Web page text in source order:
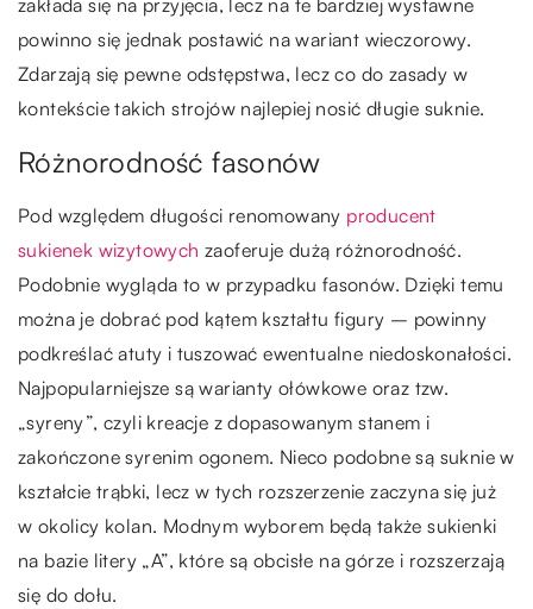
zakłada się na przyjęcia, lecz na te bardziej wystawne
powinno się jednak postawić na wariant wieczorowy.
Zdarzają się pewne odstępstwa, lecz co do zasady w
kontekście takich strojów najlepiej nosić długie suknie.
Różnorodność fasonów
Pod względem długości renomowany producent
sukienek wizytowych zaoferuje dużą różnorodność.
Podobnie wygląda to w przypadku fasonów. Dzięki temu
można je dobrać pod kątem kształtu figury – powinny
podkreślać atuty i tuszować ewentualne niedoskonałości.
Najpopularniejsze są warianty ołówkowe oraz tzw.
„syreny”, czyli kreacje z dopasowanym stanem i
zakończone syrenim ogonem. Nieco podobne są suknie w
kształcie trąbki, lecz w tych rozszerzenie zaczyna się już
w okolicy kolan. Modnym wyborem będą także sukienki
na bazie litery „A”, które są obcisłe na górze i rozszerzają
się do dołu.